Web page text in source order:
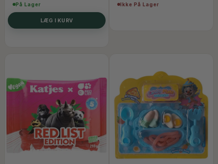
På Lager
LÆG I KURV
Ikke På Lager